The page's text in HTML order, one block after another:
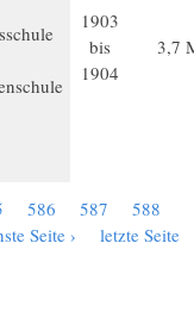
1903
bis
1904
3,7
586 587 588
Seite ›
letzte Seite